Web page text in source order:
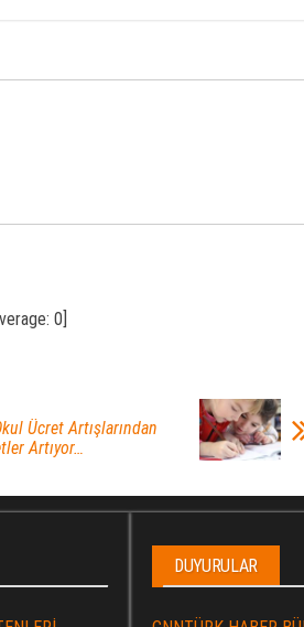
0]
Ücret Artışlarından
Artıyor…
DUYURULAR